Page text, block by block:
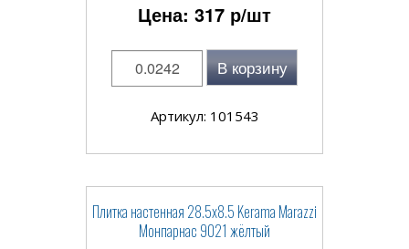
Цена: 317 р/шт
В корзину
Артикул: 101543
Плитка настенная 28.5x8.5 Kerama Marazzi
Монпарнас 9021 жёлтый